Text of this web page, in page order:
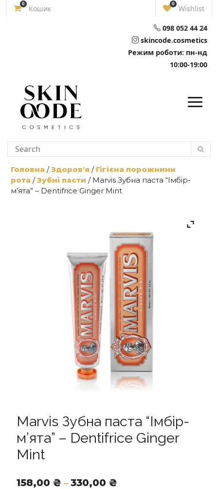
Skip
0
Кошик
0
Wishlist
098 052 44 24
skincode.cosmetics
Режим роботи: пн-нд
10:00-19:00
Головна /Здоров'я / Гігієна порожнини
рота /Зубні пасти / Marvis Зубна паста “Імбір-
м’ята” – Dentifrice Ginger Mint
Marvis Зубна паста “Імбір-
м’ята” – Dentifrice Ginger
Mint
158,00 ₴ – 330,00 ₴